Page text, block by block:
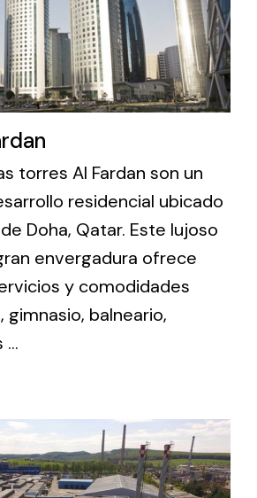
torres Al Fardan son un
residencial ubicado
Doha, Qatar. Este lujoso
envergadura ofrece
y comodidades
gimnasio, balneario,